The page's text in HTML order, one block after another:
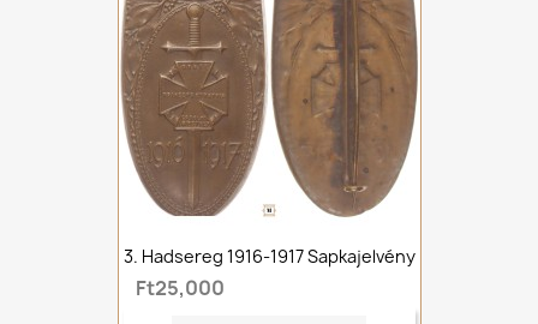
3. Hadsereg 1916-1917 Sapkajelvény
Ft25,000